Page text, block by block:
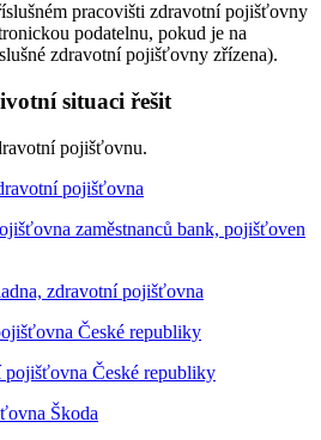
pracovišti zdravotní pojišťovny
podatelnu, pokud je na
zdravotní pojišťovny zřízena).
situaci řešit
pojišťovnu.
pojišťovna
zaměstnanců bank, pojišťoven
zdravotní pojišťovna
České republiky
pojišťovna České republiky
Škoda